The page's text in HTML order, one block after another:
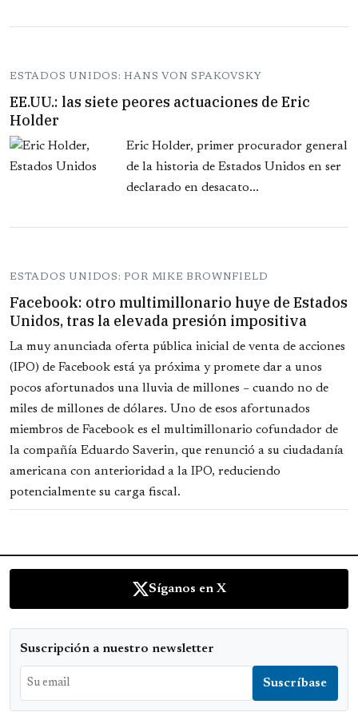
ESTADOS UNIDOS: HANS VON SPAKOVSKY
EE.UU.: las siete peores actuaciones de Eric
Holder
Eric Holder, primer procurador general
de la historia de Estados Unidos en ser
declarado en desacato...
ESTADOS UNIDOS: POR MIKE BROWNFIELD
Facebook: otro multimillonario huye de Estados
Unidos, tras la elevada presión impositiva
La muy anunciada oferta pública inicial de venta de acciones
(IPO) de Facebook está ya próxima y promete dar a unos
pocos afortunados una lluvia de millones – cuando no de
miles de millones de dólares. Uno de esos afortunados
miembros de Facebook es el multimillonario cofundador de
la compañía Eduardo Saverin, que renunció a su ciudadanía
americana con anterioridad a la IPO, reduciendo
potencialmente su carga fiscal.
Síganos en X
Suscripción a nuestro newsletter